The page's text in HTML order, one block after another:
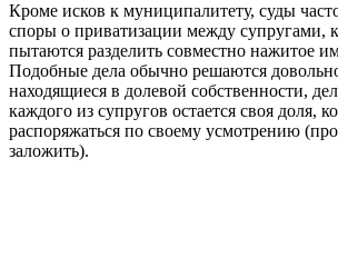
Кроме исков к муниципалитету, суды
споры о приватизации между супругами,
пытаются разделить совместно нажитое
Подобные дела обычно решаются
находящиеся в долевой собственности,
каждого из супругов остается своя доля,
распоряжаться по своему усмотрению
заложить).